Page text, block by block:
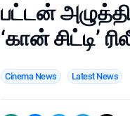
பட்டன்
‘கான் சிட்டி’
Cinema News Latest News